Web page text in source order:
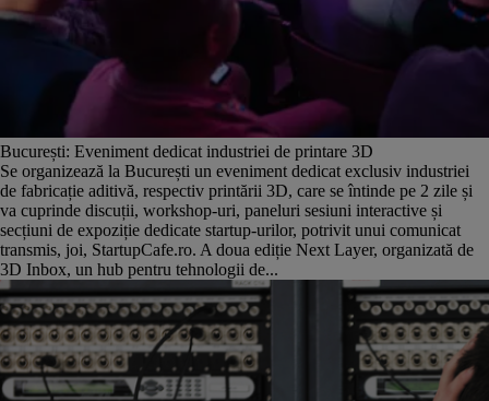
București: Eveniment dedicat industriei de printare 3D
Se organizează la București un eveniment dedicat exclusiv industriei
de fabricație aditivă, respectiv printării 3D, care se întinde pe 2 zile și
va cuprinde discuții, workshop-uri, paneluri sesiuni interactive și
secțiuni de expoziție dedicate startup-urilor, potrivit unui comunicat
transmis, joi, StartupCafe.ro. A doua ediție Next Layer, organizată de
3D Inbox, un hub pentru tehnologii de...